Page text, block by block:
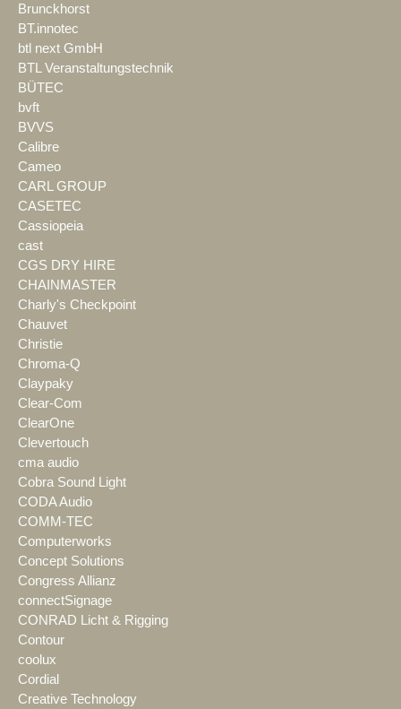
Brunckhorst
BT.innotec
btl next GmbH
BTL Veranstaltungstechnik
BÜTEC
bvft
BVVS
Calibre
Cameo
CARL GROUP
CASETEC
Cassiopeia
cast
CGS DRY HIRE
CHAINMASTER
Charly's Checkpoint
Chauvet
Christie
Chroma-Q
Claypaky
Clear-Com
ClearOne
Clevertouch
cma audio
Cobra Sound Light
CODA Audio
COMM-TEC
Computerworks
Concept Solutions
Congress Allianz
connectSignage
CONRAD Licht & Rigging
Contour
coolux
Cordial
Creative Technology